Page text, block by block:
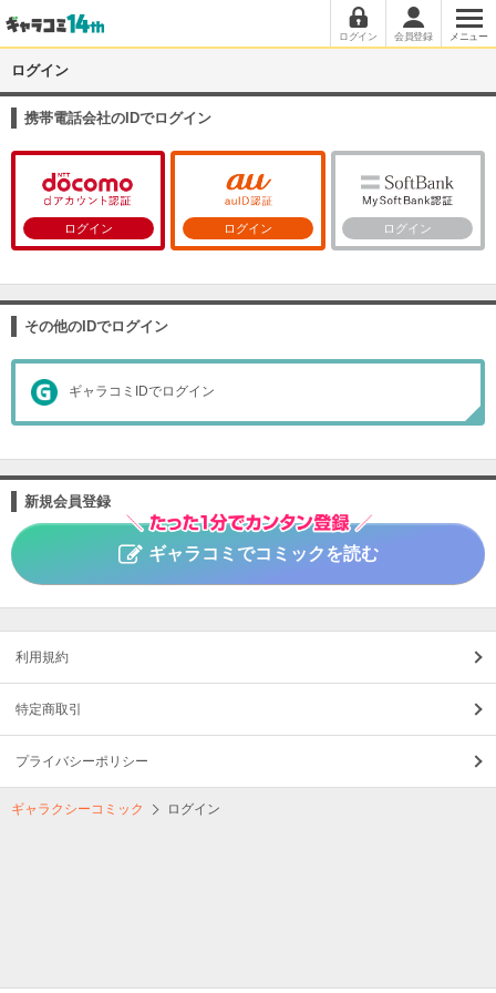
ログイン 会員登録 メニュー
ログイン
携帯電話会社のIDでログイン
ログイン ログイン ログイン
その他のIDでログイン
ギャラコミIDでログイン
新規会員登録
ギャラコミでコミックを読む
利用規約
特定商取引
プライバシーポリシー
ギャラクシーコミック ログイン